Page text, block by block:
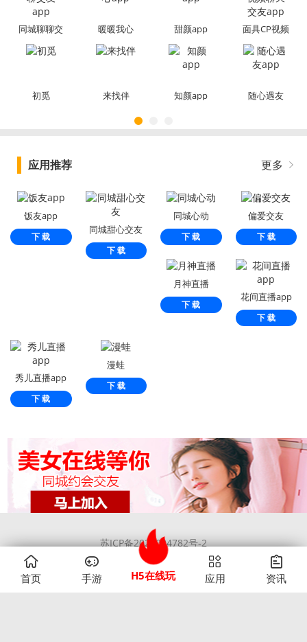
同城聊聊交 暖暖我心 甜颜app 面具CP视频
app
初觅 来找伴 知颜app 随心遇友
应用推荐 更多
饭友app
下 载
同城甜心交友
下 载
同城心动
下 载
偏爱交友
下 载
月神直播
下 载
花间直播app
下 载
秀儿直播app
下 载
漫蛙
下 载
苏ICP备2022024782号-2
Copyright ©2020 1379玩手游网 版权所有
首页 手游 H5在线玩 应用 资讯